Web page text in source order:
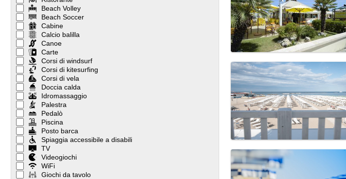
Beach Volley
Beach Soccer
Cabine
Calcio balilla
Canoe
Carte
Corsi di windsurf
Corsi di kitesurfing
Corsi di vela
Doccia calda
Idromassaggio
Palestra
Pedalò
Piscina
Posto barca
Spiaggia accessibile a disabili
TV
Videogiochi
WiFi
Giochi da tavolo